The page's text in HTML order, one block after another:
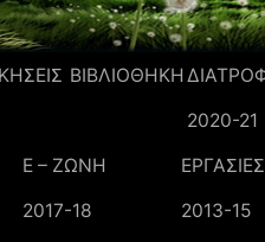
ΒΙΒΛΙΟΘΗΚΗ
2020-21
Ε – ΖΩΝΗ
2017-18
ΕΡΓΑΣΙΕΣ
2013-15